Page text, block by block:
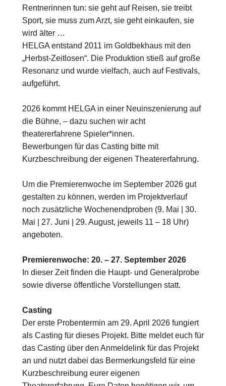
Rentnerinnen tun: sie geht auf Reisen, sie treibt
Sport, sie muss zum Arzt, sie geht einkaufen, sie
wird älter …
HELGA entstand 2011 im Goldbekhaus mit den
„Herbst-Zeitlosen“. Die Produktion stieß auf große
Resonanz und wurde vielfach, auch auf Festivals,
aufgeführt.
2026 kommt HELGA in einer Neuinszenierung auf
die Bühne, – dazu suchen wir acht
theatererfahrene Spieler*innen.
Bewerbungen für das Casting bitte mit
Kurzbeschreibung der eigenen Theatererfahrung.
Um die Premierenwoche im September 2026 gut
gestalten zu können, werden im Projektverlauf
noch zusätzliche Wochenendproben (9. Mai | 30.
Mai | 27. Juni | 29. August, jeweils 11 – 18 Uhr)
angeboten.
Premierenwoche: 20. – 27. September 2026
In dieser Zeit finden die Haupt- und Generalprobe
sowie diverse öffentliche Vorstellungen statt.
Casting
Der erste Probentermin am 29. April 2026 fungiert
als Casting für dieses Projekt. Bitte meldet euch für
das Casting über den Anmeldelink für das Projekt
an und nutzt dabei das Bermerkungsfeld für eine
Kurzbeschreibung eurer eigenen